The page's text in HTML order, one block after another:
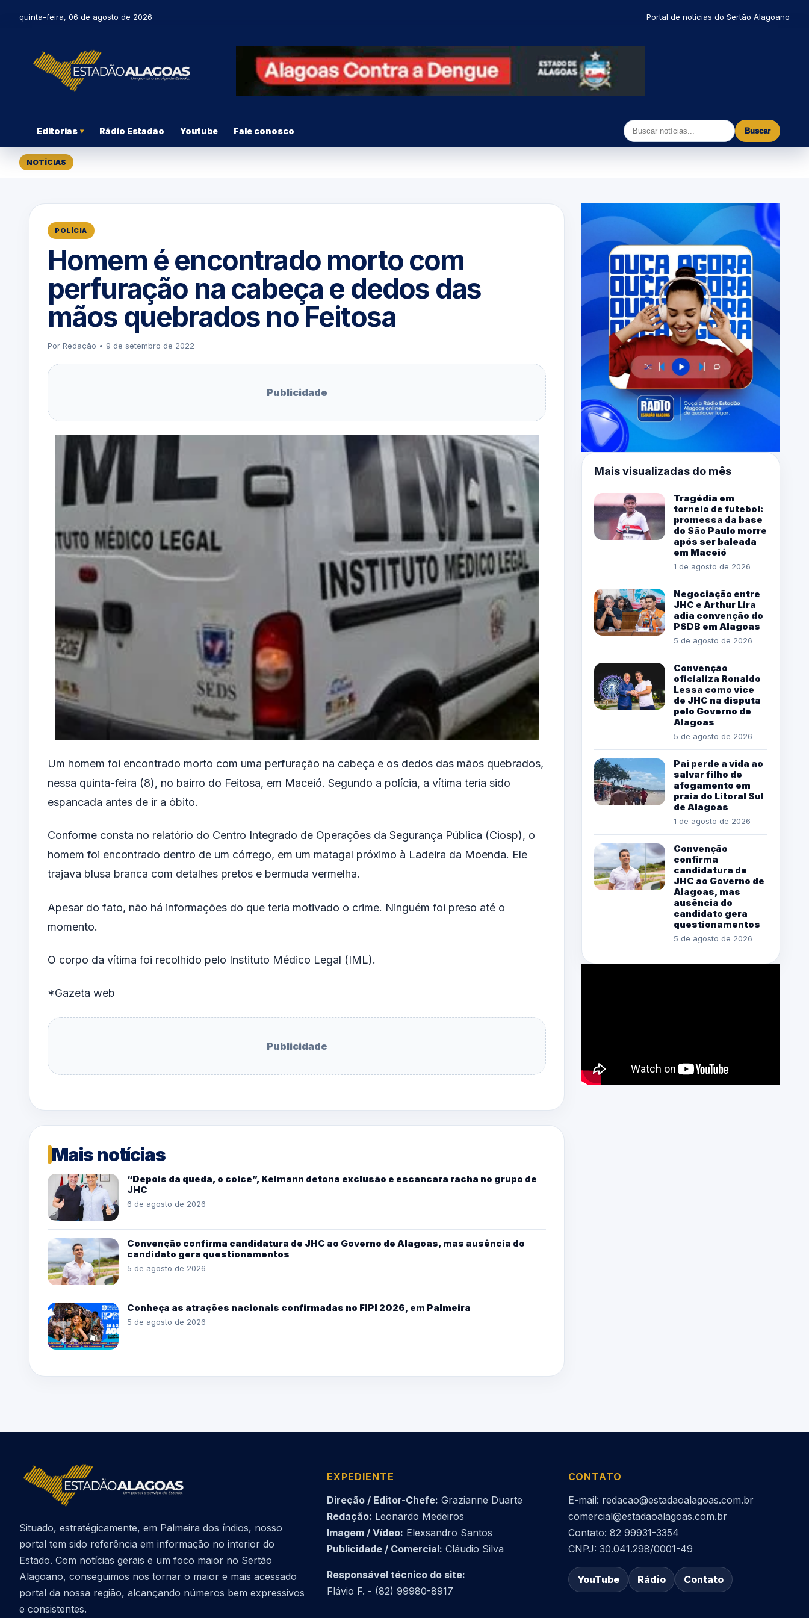
quinta-feira, 06 de agosto de 2026 Portal de notícias do Sertão Alagoano
Editorias ▾ Rádio Estadão Youtube Fale conosco Buscar
NOTÍCIAS
POLÍCIA
Homem é encontrado morto com
perfuração na cabeça e dedos das
mãos quebrados no Feitosa
Por Redação • 9 de setembro de 2022
Publicidade
Um homem foi encontrado morto com uma perfuração na cabeça e os dedos das mãos quebrados,
nessa quinta-feira (8), no bairro do Feitosa, em Maceió. Segundo a polícia, a vítima teria sido
espancada antes de ir a óbito.
Conforme consta no relatório do Centro Integrado de Operações da Segurança Pública (Ciosp), o
homem foi encontrado dentro de um córrego, em um matagal próximo à Ladeira da Moenda. Ele
trajava blusa branca com detalhes pretos e bermuda vermelha.
Apesar do fato, não há informações do que teria motivado o crime. Ninguém foi preso até o
momento.
O corpo da vítima foi recolhido pelo Instituto Médico Legal (IML).
*Gazeta web
Publicidade
Mais notícias
“Depois da queda, o coice”, Kelmann detona exclusão e escancara racha no grupo de
JHC
6 de agosto de 2026
Convenção confirma candidatura de JHC ao Governo de Alagoas, mas ausência do
candidato gera questionamentos
5 de agosto de 2026
Conheça as atrações nacionais confirmadas no FIPI 2026, em Palmeira
5 de agosto de 2026
Mais visualizadas do mês
Tragédia em
torneio de futebol:
promessa da base
do São Paulo morre
após ser baleada
em Maceió
1 de agosto de 2026
Negociação entre
JHC e Arthur Lira
adia convenção do
PSDB em Alagoas
5 de agosto de 2026
Convenção
oficializa Ronaldo
Lessa como vice
de JHC na disputa
pelo Governo de
Alagoas
5 de agosto de 2026
Pai perde a vida ao
salvar filho de
afogamento em
praia do Litoral Sul
de Alagoas
1 de agosto de 2026
Convenção
confirma
candidatura de
JHC ao Governo de
Alagoas, mas
ausência do
candidato gera
questionamentos
5 de agosto de 2026
Situado, estratégicamente, em Palmeira dos índios, nosso
portal tem sido referência em informação no interior do
Estado. Com notícias gerais e um foco maior no Sertão
Alagoano, conseguimos nos tornar o maior e mais acessado
portal da nossa região, alcançando números bem expressivos
e consistentes.
EXPEDIENTE
Direção / Editor-Chefe: Grazianne Duarte
Redação: Leonardo Medeiros
Imagem / Vídeo: Elexsandro Santos
Publicidade / Comercial: Cláudio Silva
Responsável técnico do site:
Flávio F. - (82) 99980-8917
CONTATO
E-mail: redacao@estadaoalagoas.com.br
comercial@estadaoalagoas.com.br
Contato: 82 99931-3354
CNPJ: 30.041.298/0001-49
YouTube Rádio Contato